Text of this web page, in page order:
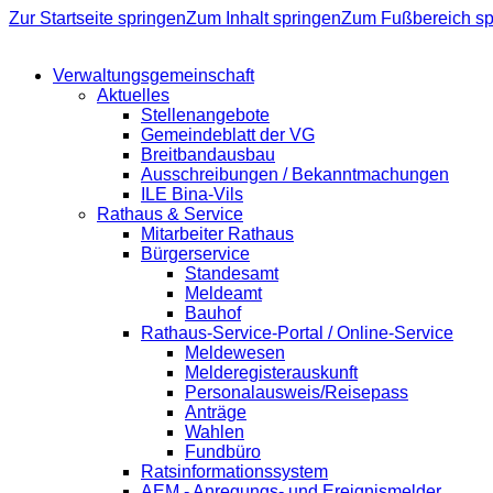
Zur Startseite springenZum Inhalt springenZum Fußbereich
Verwaltungsgemeinschaft
Aktuelles
Stellenangebote
Gemeindeblatt der VG
Breitbandausbau
Ausschreibungen / Bekanntmachungen
ILE Bina-Vils
Rathaus & Service
Mitarbeiter Rathaus
Bürgerservice
Standesamt
Meldeamt
Bauhof
Rathaus-Service-Portal / Online-Service
Meldewesen
Melderegisterauskunft
Personalausweis/Reisepass
Anträge
Wahlen
Fundbüro
Ratsinformationssystem